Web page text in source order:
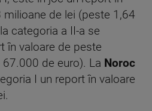
de lei (peste 1,64
categoria a II-a se
în valoare de peste
de euro). La Noroc
I un report în valoare